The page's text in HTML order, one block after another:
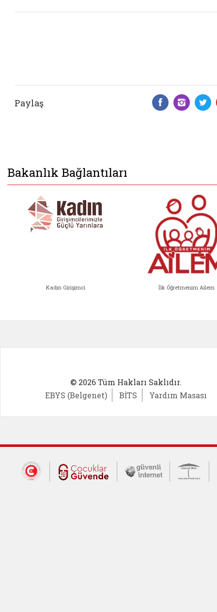
Paylaş
Bakanlık Bağlantıları
Kadın Girişimci İlk Öğretmenim Ailem
© 2026 Tüm Hakları Saklıdır.
EBYS (Belgenet)
BİTS Yardım Masası
Dış Bağlantılar
Cumhurbaşkanlığı İletişim Merkezi
Çocuklar Güvende (yeni
Güvenli